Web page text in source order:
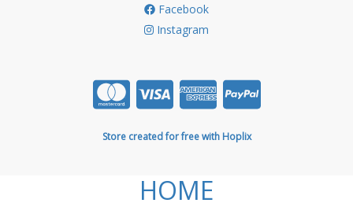
Facebook
Instagram
Store created for free with Hoplix
HOME